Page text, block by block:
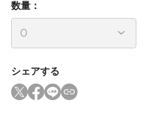
数量：
シェアする